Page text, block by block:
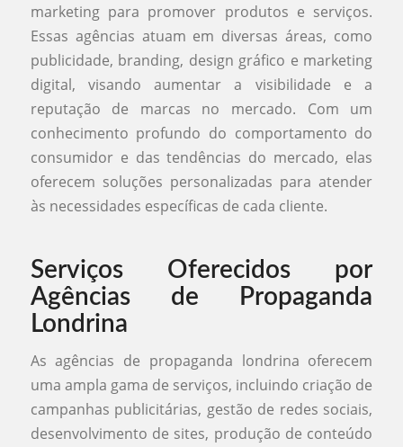
marketing para promover produtos e serviços.
Essas agências atuam em diversas áreas, como
publicidade, branding, design gráfico e marketing
digital, visando aumentar a visibilidade e a
reputação de marcas no mercado. Com um
conhecimento profundo do comportamento do
consumidor e das tendências do mercado, elas
oferecem soluções personalizadas para atender
às necessidades específicas de cada cliente.
Serviços Oferecidos por
Agências de Propaganda
Londrina
As agências de propaganda londrina oferecem
uma ampla gama de serviços, incluindo criação de
campanhas publicitárias, gestão de redes sociais,
desenvolvimento de sites, produção de conteúdo